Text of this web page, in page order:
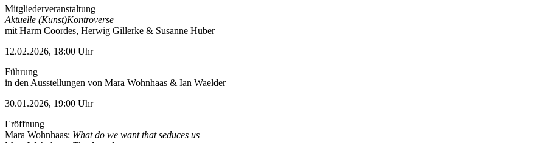
Mitgliederveranstaltung
Aktuelle (Kunst)Kontroverse
mit Harm Coordes, Herwig Gillerke & Susanne Huber
12.02.2026, 18:00 Uhr
Führung
in den Ausstellungen von Mara Wohnhaas & Ian Waelder
30.01.2026, 19:00 Uhr
Eröffnung
Mara Wohnhaas: What do we want that seduces us